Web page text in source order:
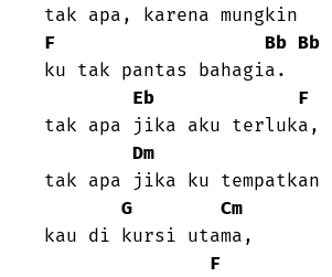
F
Bb Bb
ku tak pantas bahagia.
Eb
F
tak apa jika aku terluka,
Dm
tak apa jika ku tempatkan
G
Cm
kau di kursi utama,
F